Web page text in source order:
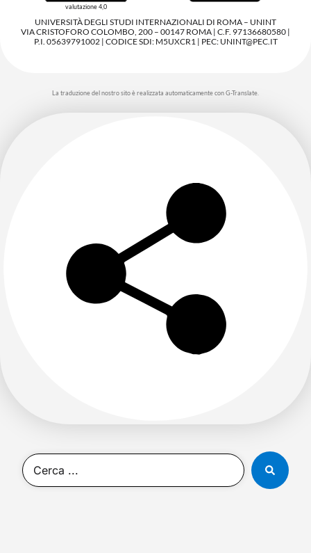
valutazione 4,0
UNIVERSITÀ DEGLI STUDI INTERNAZIONALI DI ROMA – UNINT
VIA CRISTOFORO COLOMBO, 200 – 00147 ROMA | C.F. 97136680580 |
P.I. 05639791002 | CODICE SDI: M5UXCR1 | PEC: UNINT@PEC.IT
La traduzione del nostro sito è realizzata automaticamente con G-Translate.